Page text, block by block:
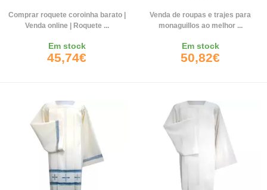
Comprar roquete coroinha barato |
Venda online | Roquete ...
Em stock
45,74€
Venda de roupas e trajes para
monaguillos ao melhor ...
Em stock
50,82€